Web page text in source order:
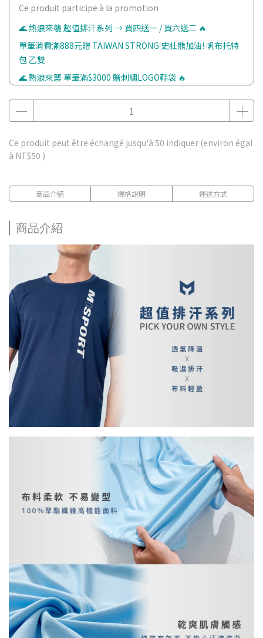
Ce produit participe à la promotion
🌊 熱浪來襲 超值排汗系列 → 買四送一 / 買六送二 🔥
單筆消費滿888元贈 TAIWAN STRONG 史壯熊加油! 帆布托特
包 乙雙
🌊 熱浪來襲 單筆滿$3000 贈刺繡LOGO鞋袋 🔥
Ce produit peut être échangé jusqu'à 50 indiquer (environ égal
à NT$50 )
商品介紹 規格說明 運送方式
商品介紹